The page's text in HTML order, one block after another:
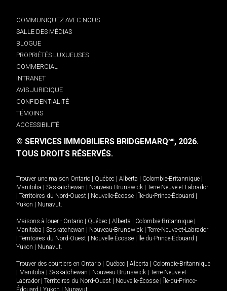
COMMUNIQUEZ AVEC NOUS
SALLE DES MÉDIAS
BLOGUE
PROPRIÉTÉS LUXUEUSES
COMMERCIAL
INTRANET
AVIS JURIDIQUE
CONFIDENTIALITÉ
TÉMOINS
ACCESSIBILITÉ
© SERVICES IMMOBILIERS BRIDGEMARQMD, 2026.
TOUS DROITS RÉSERVÉS.
Trouver une maison Ontario Québec Alberta Colombie-Britannique
Manitoba
Saskatchewan Nouveau-Brunswick
Terre-Neuve-et-Labrador
Territoires du Nord-Ouest Nouvelle-Écosse Île-du-Prince-Édouard
Yukon
Nunavut.
Maisons à louer - Ontario Québec Alberta Colombie-Britannique
Manitoba
Saskatchewan Nouveau-Brunswick
Terre-Neuve-et-Labrador
Territoires du Nord-Ouest Nouvelle-Écosse Île-du-Prince-Édouard
Yukon
Nunavut.
Trouver des courtiers en Ontario Québec Alberta
Colombie-Britannique
Manitoba Saskatchewan Nouveau-Brunswick
Terre-Neuve-et-
Labrador
Territoires du Nord-Ouest Nouvelle-Écosse
Île-du-Prince-
Édouard
Yukon Nunavut